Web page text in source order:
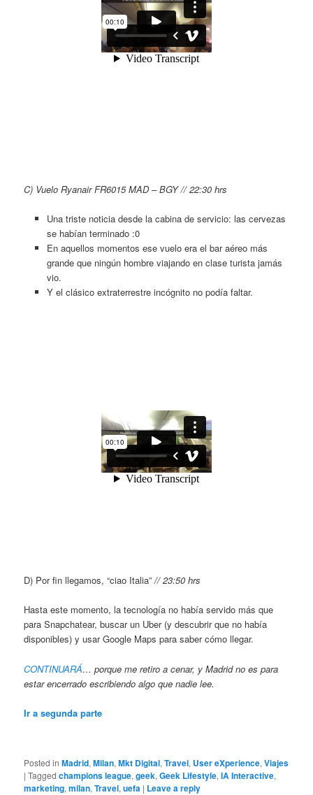
C) Vuelo Ryanair FR6015 MAD – BGY // 22:30 hrs
Una triste noticia desde la cabina de servicio: las cervezas
se habían terminado :0
En aquellos momentos ese vuelo era el bar aéreo más
grande que ningún hombre viajando en clase turista jamás
vio.
Y el clásico extraterrestre incógnito no podía faltar.
D) Por fin llegamos, “ciao Italia”// 23:50 hrs
Hasta este momento, la tecnología no había servido más que
para Snapchatear, buscar un Uber (y descubrir que no había
disponibles) y usar Google Maps para saber cómo llegar.
CONTINUARÁ… porque me retiro a cenar, y Madrid no es para
estar encerrado escribiendo algo que nadie lee.
Ir a segunda parte
Posted in Madrid,Milan,Mkt Digital,Travel, User eXperience,Viajes
|Tagged champions league,geek,Geek Lifestyle,IA Interactive,
marketing,milan,Travel,uefa | Leave a reply